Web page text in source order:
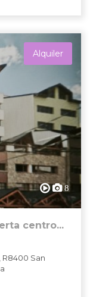
Alquiler
8
centro...
R8400 San